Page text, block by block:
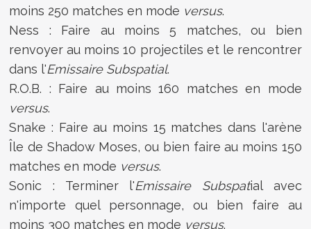
moins 250 matches en mode versus.
Ness : Faire au moins 5 matches, ou bien
renvoyer au moins 10 projectiles et le rencontrer
dans l'Emissaire Subspatial.
R.O.B. : Faire au moins 160 matches en mode
versus.
Snake : Faire au moins 15 matches dans l'arène
Île de Shadow Moses, ou bien faire au moins 150
matches en mode versus.
Sonic : Terminer l'Emissaire Subspatial avec
n'importe quel personnage, ou bien faire au
moins 300 matches en mode versus.